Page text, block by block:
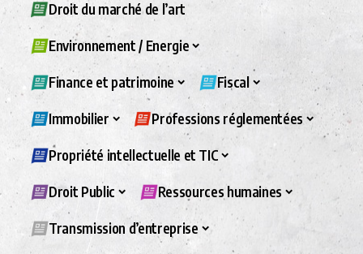
Droit du marché de l’art
Environnement / Energie
Finance et patrimoine Fiscal
Immobilier Professions réglementées
Propriété intellectuelle et TIC
Droit Public Ressources humaines
Transmission d’entreprise